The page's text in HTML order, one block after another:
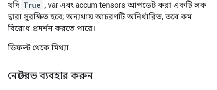
যদি True , var এবং accum tensors আপডেট করা একটি লক
দ্বারা সুরক্ষিত হবে; অন্যথায় আচরণটি অনির্ধারিত, তবে কম
বিরোধ প্রদর্শন করতে পারে।
ডিফল্ট থেকে মিথ্যা
নেস্টেরভ ব্যবহার করুন